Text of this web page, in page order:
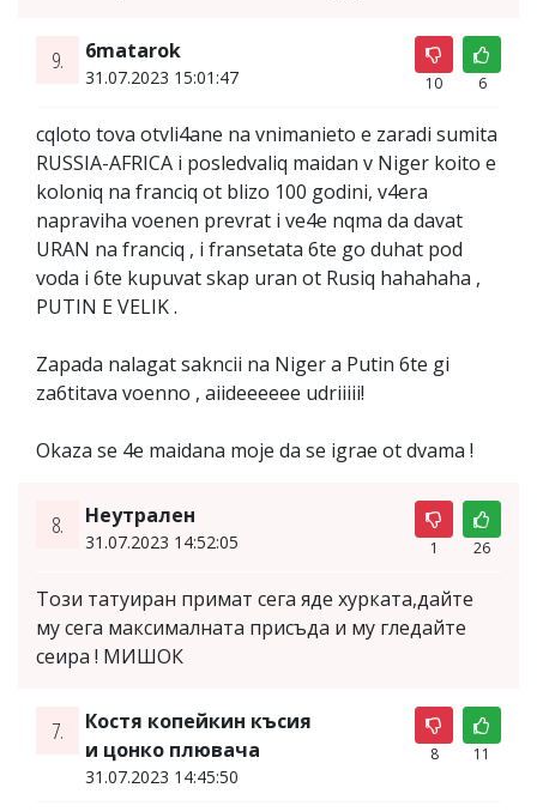
9. 6matarok
31.07.2023 15:01:47 10 6
cqloto tova otvli4ane na vnimanieto e zaradi sumita
RUSSIA-AFRICA i posledvaliq maidan v Niger koito e
koloniq na franciq ot blizo 100 godini, v4era
napraviha voenen prevrat i ve4e nqma da davat
URAN na franciq , i fransetata 6te go duhat pod
voda i 6te kupuvat skap uran ot Rusiq hahahaha ,
PUTIN E VELIK .
Zapada nalagat sakncii na Niger a Putin 6te gi
za6titava voenno , aiideeeeee udriiiii!
Okaza se 4e maidana moje da se igrae ot dvama !
8. Неутрален
31.07.2023 14:52:05 1 26
Този татуиран примат сега яде хурката,дайте
му сега максималната присъда и му гледайте
сеира ! МИШОК
7.
Костя копейкин късия
и цонко плювача
31.07.2023 14:45:50
8 11